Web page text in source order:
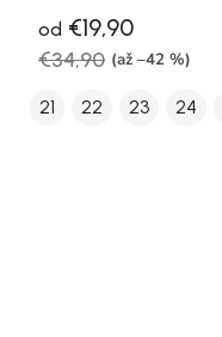
od €19,90
€34,90 (až –42 %)
21 22 23 24